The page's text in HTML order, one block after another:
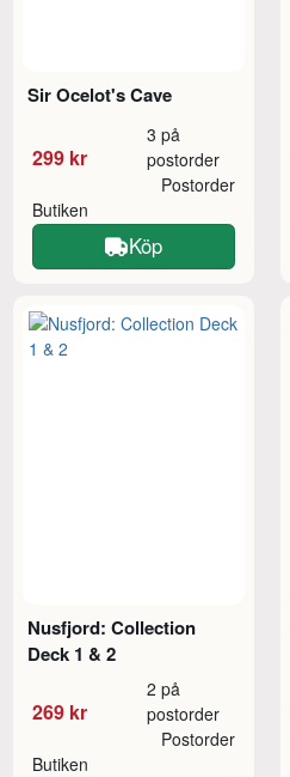
Sir Ocelot's Cave
299 kr
3 på
postorder
Butiken
Postorder
Köp
Nusfjord: Collection
Deck 1 & 2
269 kr
2 på
postorder
Butiken
Postorder